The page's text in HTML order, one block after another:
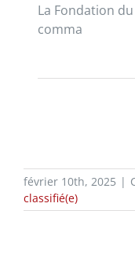
La Fondation
comma
février 10th, 2025 |
classifié(e)